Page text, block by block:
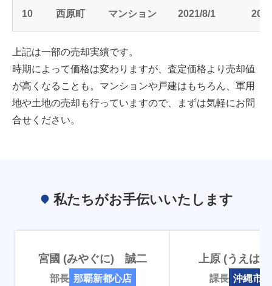
10 西原町 マンション 2021/8/1
上記は一部の売却実績です。
時期によって価格は変わりますが、査定価格より売却値
が高くなることも。 マンションや戸建はもちろん、軍用
地や土地の売却も行っていますので、まずは気軽にお問
合せください。
私たちがお手伝いいたします
宮國 (みやぐに) 誠二
部長 那覇新都心店
上原 (うえは
課長 沖縄市